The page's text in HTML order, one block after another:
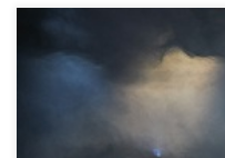
“celebrar” sea un tanto
exilio republicano de 1939.